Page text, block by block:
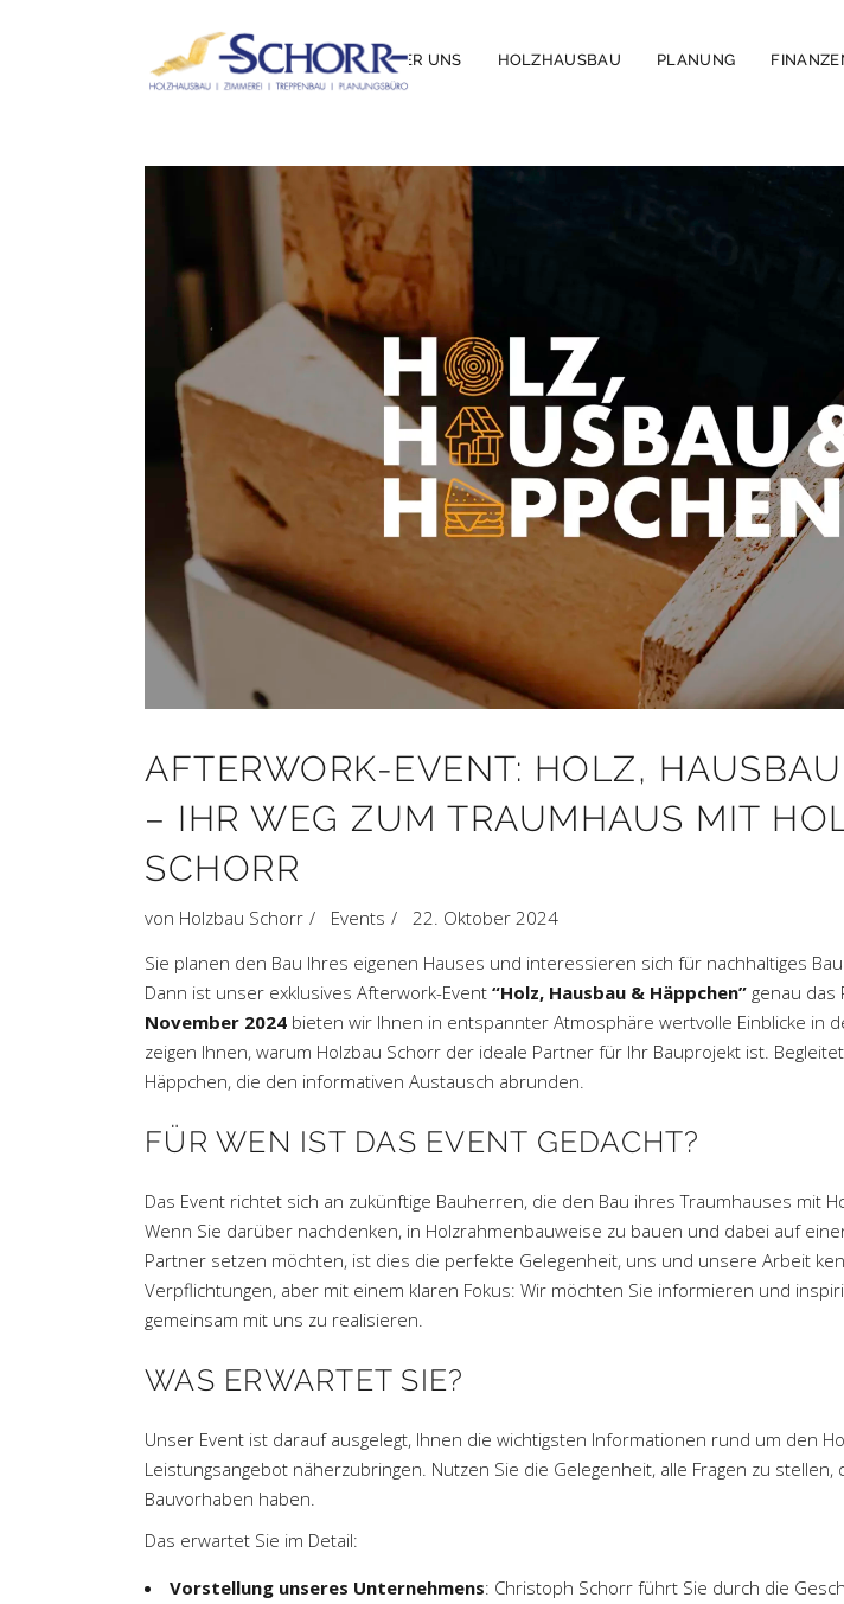
ÜBER UNS HOLZHAUSBAU PLANUNG
AFTERWORK-EVENT: HOLZ,
– IHR WEG ZUM TRAUMHAUS MIT
SCHORR
von Holzbau Schorr Events
22. Oktober 2024
Sie planen den Bau Ihres eigenen Hauses und interessieren sich für nachhaltiges
Dann ist unser exklusives Afterwork-Event “Holz, Hausbau & Häppchen” genau das
November 2024 bieten wir Ihnen in entspannter Atmosphäre wertvolle Einblicke in
zeigen Ihnen, warum Holzbau Schorr der ideale Partner für Ihr Bauprojekt ist.
Häppchen, die den informativen Austausch abrunden.
FÜR WEN IST DAS EVENT GEDACHT?
Das Event richtet sich an zukünftige Bauherren, die den Bau ihres Traumhauses mit
Wenn Sie darüber nachdenken, in Holzrahmenbauweise zu bauen und dabei auf
Partner setzen möchten, ist dies die perfekte Gelegenheit, uns und unsere Arbeit
Verpflichtungen, aber mit einem klaren Fokus: Wir möchten Sie informieren und
gemeinsam mit uns zu realisieren.
WAS ERWARTET SIE?
Unser Event ist darauf ausgelegt, Ihnen die wichtigsten Informationen rund um den
Leistungsangebot näherzubringen. Nutzen Sie die Gelegenheit, alle Fragen zu stellen,
Bauvorhaben haben.
Das erwartet Sie im Detail:
Vorstellung unseres Unternehmens: Christoph Schorr führt Sie durch die